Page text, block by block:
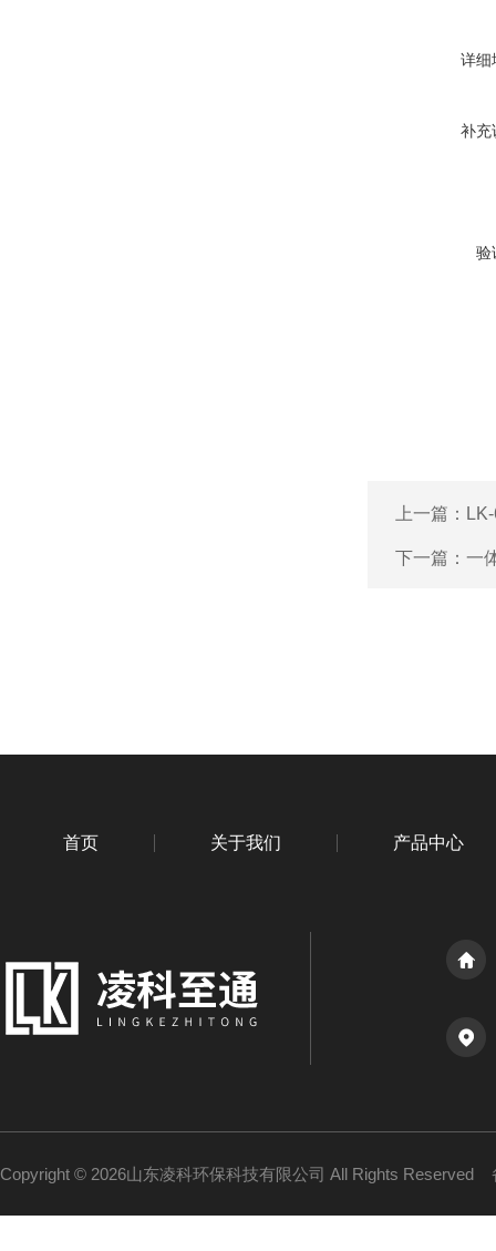
详细
补充
验
上一篇：
下一篇： 一
首页 关于我们 产品中心
Copyright © 2026山东凌科环保科技有限公司 All Rights Reserved